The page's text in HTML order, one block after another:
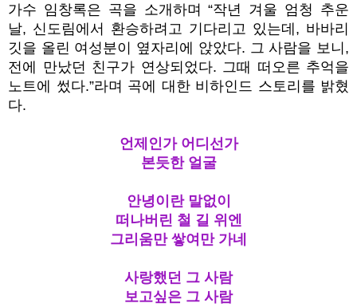
가수 임창록은 곡을 소개하며“작년 겨울 엄청 추운
날, 신도림에서 환승하려고 기다리고 있는데 , 바바리
깃을 올린 여성분이 옆자리에 앉았다. 그 사람을 보니 ,
전에 만났던 친구가 연상되었다. 그때 떠오른 추억을
노트에 썼다.”라며 곡에 대한 비하인드 스토리를 밝혔
다.
언제인가 어디선가
본듯한 얼굴
안녕이란 말없이
떠나버린 철 길 위엔
그리움만 쌓여만 가네
사랑했던 그 사람
보고싶은 그 사람